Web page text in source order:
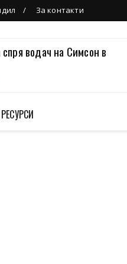
За контакти
водач на Симсон в